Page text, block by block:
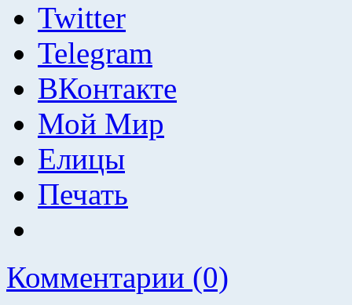
Twitter
Telegram
ВКонтакте
Мой Мир
Елицы
Печать
Комментарии (0)